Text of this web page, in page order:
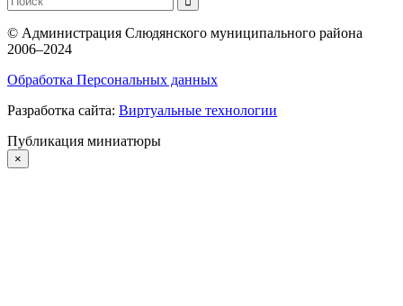
© Администрация Слюдянского муниципального района
2006–2024
Обработка Персональных данных
Разработка сайта: Виртуальные технологии
Публикация миниатюры
×